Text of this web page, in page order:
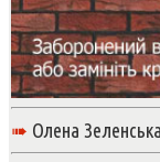
➠ Олена